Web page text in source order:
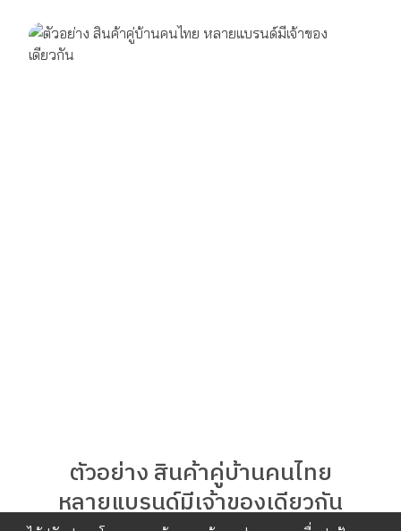
ตัวอย่าง สินค้าคู่บ้านคนไทย
หลายแบรนด์มีเจ้าของเดียวกัน